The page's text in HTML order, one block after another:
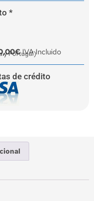
*
IVA Incluido
y Portugal)
de crédito